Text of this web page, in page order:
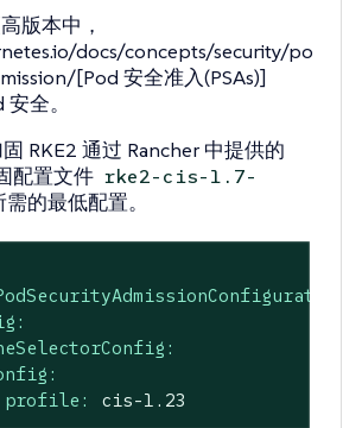
版本中，
docs/concepts/security/po
[Pod 安全准入(PSAs)]
全。
RKE2 通过 Rancher 中提供的
配置文件 rke2-cis-1.7-
需的最低配置。
profile:
cis-1.23